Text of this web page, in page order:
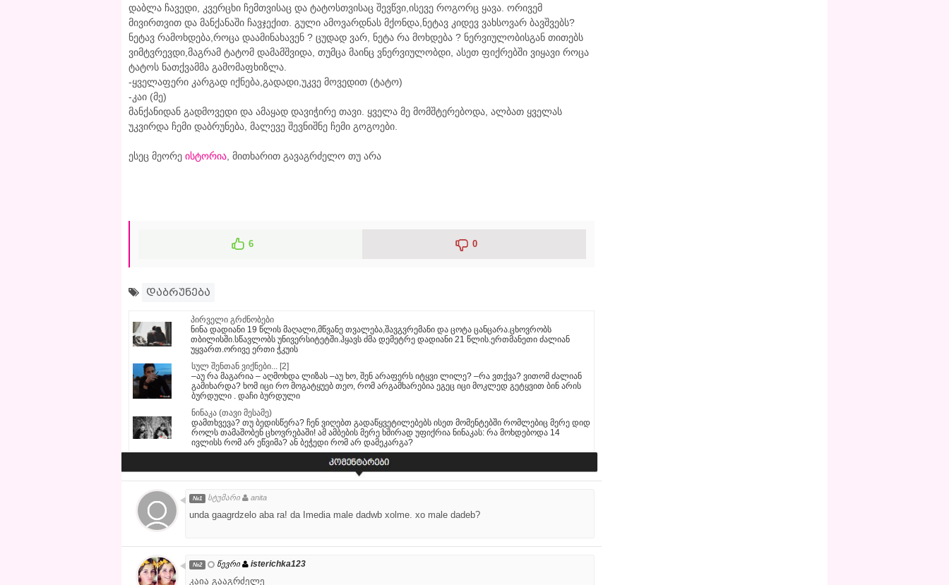
დაბლა ჩავედი, კვერცხი ჩემთვისაც და ტატოსთვისაც შევწვი,ისევე როგორც ყავა. ორივემ
მივირთვით და მანქანაში ჩავჯექით. გული ამოვარდნას მქონდა,ნეტავ კიდევ ვახსოვარ ბავშვებს?
ნეტავ რამოხდება,როცა დაამინახავენ ? ცუდად ვარ, ნეტა რა მოხდება ? ნერვიულობისგან თითებს
ვიმტვრევდი,მაგრამ ტატომ დამამშვიდა, თუმცა მაინც ვნერვიულობდი, ასეთ ფიქრებში ვიყავი როცა
ტატოს ნათქვამმა გამომაფხიზლა.
-ყველაფერი კარგად იქნება,გადადი,უკვე მოვედით (ტატო)
-კაი (მე)
მანქანიდან გადმოვედი და ამაყად დავიჭირე თავი. ყველა მე მომშტერებოდა, ალბათ ყველას
უკვირდა ჩემი დაბრუნება, მალევე შევნიშნე ჩემი გოგოები.
ესეც მეორე ისტორია, მითხარით გავაგრძელო თუ არა
6 0
დაბრუნება
პირველი გრძნობები
ნინა დადიანი 19 წლის მაღალი,მწვანე თვალება,შავგვრემანი და ცოტა ცანცარა.ცხოვრობს
თბილისში.სწავლობს უნივერსიტეტში.ჰყავს ძმა დემეტრე დადიანი 21 წლის.ერთმანეთი ძალიან
უყვართ.ორივე ერთი ჭკუის
სულ შენთან ვიქნები... [2]
–აუ რა მაგარია – აღმოხდა ლიზას –აუ ხო, შენ არაფერს იტყვი ლილე? –რა ვთქვა? ვითომ ძალიან
გამიხარდა? ხომ იცი რო მოგატყუებ თეო, რომ არგამხარებია ეგეც იცი მოკლედ გეტყვით ბინ არის
ბურდული . დაჩი ბურდული
ნინაკა (თავი მესამე)
დამთხვევა? თუ ბედისწერა? ჩენ ვიღებთ გადაწყვეტილებებს ისეთ მომენტებში რომლებიც მერე დიდ
როლს თამაშობენ ცხოვრებაში! ამ ამბების მერე ხშირად უფიქრია ნინაკას: რა მოხდებოდა 14
ივლისს რომ არ ეწვიმა? ან ბეჭედი რომ არ დამეკარგა?
№1 სტუმარი anita
unda gaagrdzelo aba ra! da Imedia male dadwb xolme. xo male dadeb?
№2 წევრი isterichka123
კაია გააგრძელე